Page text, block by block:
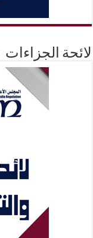
لائحة الجزاءات